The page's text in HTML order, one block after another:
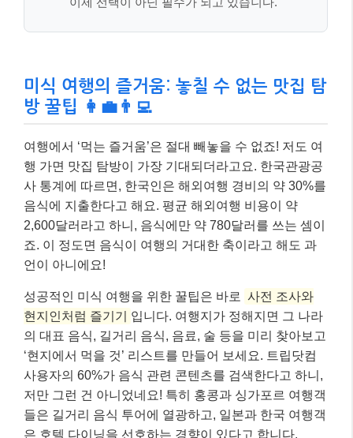
미식 여행의 즐거움: 놓칠 수 없는 맛집 탐
방 꿀팁 👩‍💼👨‍💻
여행에서 ‘먹는 즐거움’은 절대 빼놓을 수 없죠! 저도 여
행 가면 맛집 탐방이 가장 기대되더라고요. 한국관광공
사 통계에 따르면, 한국인은 해외여행 경비의 약 30%를
음식에 지출한다고 해요. 평균 해외여행 비용이 약
2,600달러라고 하니, 음식에만 약 780달러를 쓰는 셈이
죠. 이 정도면 음식이 여행의 거대한 축이라고 해도 과
언이 아니에요!
성공적인 미식 여행을 위한 꿀팁은 바로 사전 조사와
현지인처럼 즐기기
입니다. 여행지가 정해지면 그 나라
의 대표 음식, 길거리 음식, 음료, 술 등을 미리 찾아보고
‘현지에서 먹을 것’ 리스트를 만들어 보세요. 트립닷컴
사용자의 60%가 음식 관련 콘텐츠를 검색한다고 하니,
저만 그런 건 아니었네요! 특히 홍콩과 싱가포르 여행객
들은 길거리 음식 투어에 열광하고, 일본과 한국 여행객
은 호텔 다이닝을 선호하는 경향이 있다고 합니다.